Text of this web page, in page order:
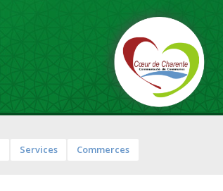
Services Commerces